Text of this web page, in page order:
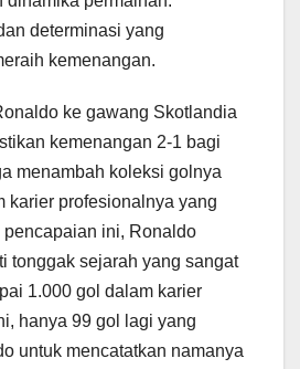
determinasi yang
kemenangan.
ke gawang Skotlandia
kemenangan 2-1 bagi
menambah koleksi golnya
karier profesionalnya yang
ini, Ronaldo
tonggak sejarah yang sangat
1.000 gol dalam karier
hanya 99 gol lagi yang
untuk mencatatkan namanya